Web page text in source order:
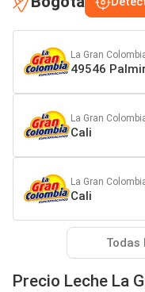
La Gran
49546
La Gran
Cali
La Gran
Cali
Todas
Precio Leche La